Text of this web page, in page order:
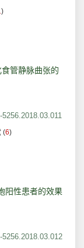
)
管静脉曲张的
(6)
阳性患者的效果